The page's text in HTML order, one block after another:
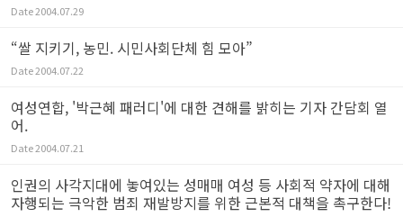
Date2004.07.29
“쌀 지키기, 농민. 시민사회단체 힘 모아”
Date2004.07.22
여성연합, '박근혜 패러디'에 대한 견해를 밝히는 기자 간담회 열
어.
Date2004.07.21
인권의 사각지대에 놓여있는 성매매 여성 등 사회적 약자에 대해
자행되는 극악한 범죄 재발방지를 위한 근본적 대책을 촉구한다!